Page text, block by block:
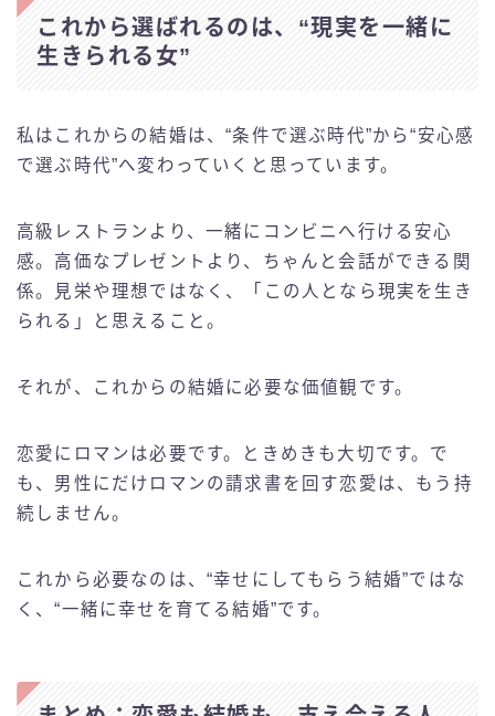
これから選ばれるのは、“現実を一緒に
生きられる女”
私はこれからの結婚は、“条件で選ぶ時代”から“安心感
で選ぶ時代”へ変わっていくと思っています。
高級レストランより、一緒にコンビニへ行ける安心
感。高価なプレゼントより、ちゃんと会話ができる関
係。見栄や理想ではなく、「この人となら現実を生き
られる」と思えること。
それが、これからの結婚に必要な価値観です。
恋愛にロマンは必要です。ときめきも大切です。で
も、男性にだけロマンの請求書を回す恋愛は、もう持
続しません。
これから必要なのは、“幸せにしてもらう結婚”ではな
く、“一緒に幸せを育てる結婚”です。